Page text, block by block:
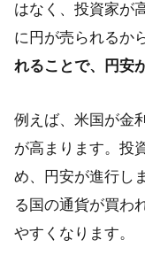
はなく、投資家が
に円が売られるか
れることで、円安
例えば、米国が金
が高まります。投
め、円安が進行し
る国の通貨が買わ
やすくなります。